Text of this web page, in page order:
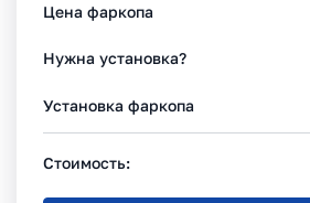
Цена фаркопа
Нужна установка?
Установка фаркопа
Стоимость: